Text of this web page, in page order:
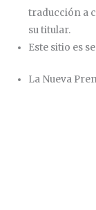
traducción a
su titular.
Este sitio es
La Nueva